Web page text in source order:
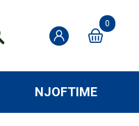
0
NJOFTIME